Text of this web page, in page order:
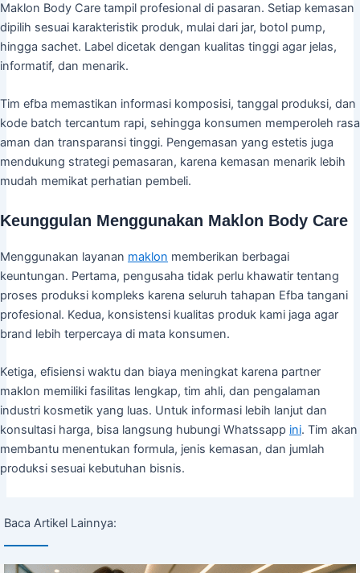
Maklon Body Care tampil profesional di pasaran. Setiap kemasan
dipilih sesuai karakteristik produk, mulai dari jar, botol pump,
hingga sachet. Label dicetak dengan kualitas tinggi agar jelas,
informatif, dan menarik.
Tim efba memastikan informasi komposisi, tanggal produksi, dan
kode batch tercantum rapi, sehingga konsumen memperoleh rasa
aman dan transparansi tinggi. Pengemasan yang estetis juga
mendukung strategi pemasaran, karena kemasan menarik lebih
mudah memikat perhatian pembeli.
Keunggulan Menggunakan Maklon Body Care
Menggunakan layanan maklon memberikan berbagai
keuntungan. Pertama, pengusaha tidak perlu khawatir tentang
proses produksi kompleks karena seluruh tahapan Efba tangani
profesional. Kedua, konsistensi kualitas produk kami jaga agar
brand lebih terpercaya di mata konsumen.
Ketiga, efisiensi waktu dan biaya meningkat karena partner
maklon memiliki fasilitas lengkap, tim ahli, dan pengalaman
industri kosmetik yang luas. Untuk informasi lebih lanjut dan
konsultasi harga, bisa langsung hubungi Whatssapp ini. Tim akan
membantu menentukan formula, jenis kemasan, dan jumlah
produksi sesuai kebutuhan bisnis.
Baca Artikel Lainnya: